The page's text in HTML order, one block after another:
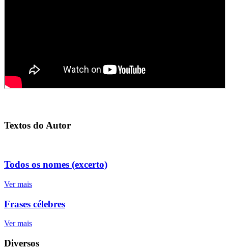
Textos do Autor
Todos os nomes (excerto)
Ver mais
Frases célebres
Ver mais
Diversos